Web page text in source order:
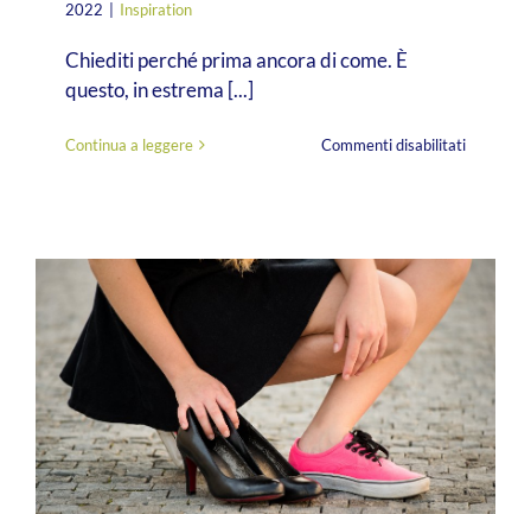
2022 Inspiration
Chiediti perché prima ancora di come. È
questo, in estrema [...]
Continua a leggere Commenti disabilitatisu
“perché”